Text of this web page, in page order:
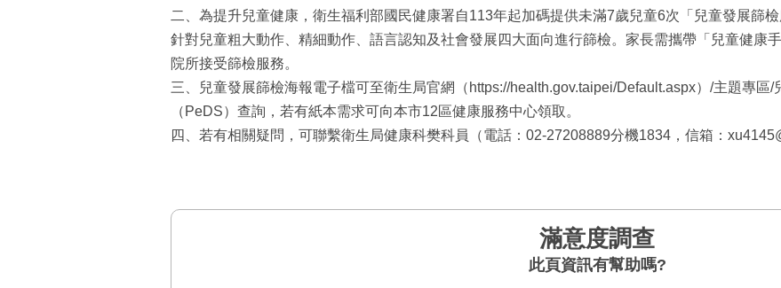
二、為提升兒童健康，衛生福利部國民健康署自113年起加碼提供未滿7歲兒童6次「兒童發展篩
針對兒童粗大動作、精細動作、語言認知及社會發展四大面向進行篩檢。家長需攜帶「兒童健康
院所接受篩檢服務。
三、兒童發展篩檢海報電子檔可至衛生局官網（https://health.gov.taipei/Default.aspx）/主題專區
（PeDS）查詢，若有紙本需求可向本市12區健康服務中心領取。
四、若有相關疑問，可聯繫衛生局健康科樊科員（電話：02-27208889分機1834，信箱：
滿意度調查
此頁資訊有幫助嗎?